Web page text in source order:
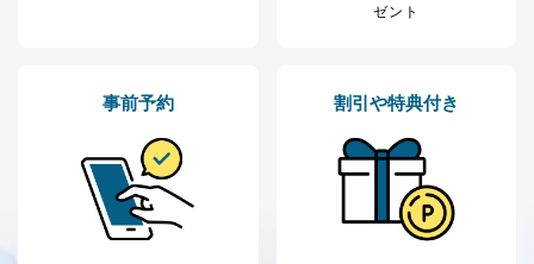
ゼント
事前予約 割引や特典付き